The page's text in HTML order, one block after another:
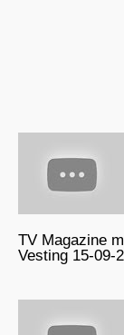
TV Magazine
Vesting 15-09-